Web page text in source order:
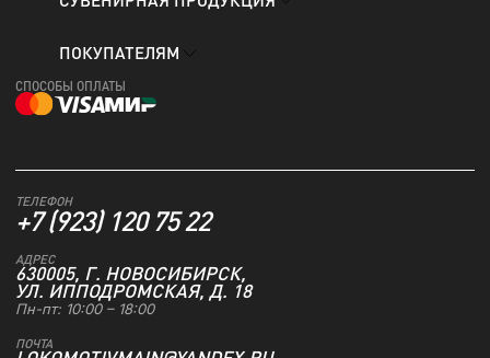
ПОКУПАТЕЛЯМ
СПОСОБЫ ОПЛАТЫ
ТЕЛЕФОН
+7 (923) 120 75 22
АДРЕС
630005, Г. НОВОСИБИРСК,
УЛ. ИППОДРОМСКАЯ, Д. 18
Пн-пт: 10:00 – 18:00
ПОЧТА